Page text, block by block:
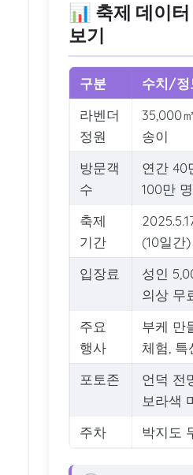
📊 축제 데이
보기
구분
수치/정
라벤더
정원
35,000
송이
방문객
수
연간 40
100만 명
축제
기간
(10일간)
입장료
성인
의상 무
주요
행사
부케 만
체험, 특
포토존
언덕 전
보라색
주차
박지도